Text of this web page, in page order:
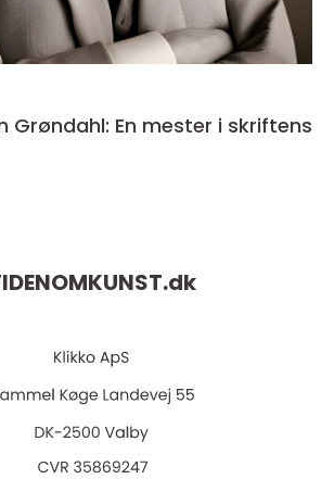
Grøndahl: En mester i skriftens
dk